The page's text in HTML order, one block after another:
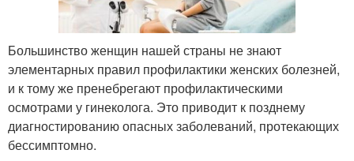
Большинство женщин нашей страны не знают
элементарных правил профилактики женских болезней,
и к тому же пренебрегают профилактическими
осмотрами у гинеколога. Это приводит к позднему
диагностированию опасных заболеваний, протекающих
бессимптомно.